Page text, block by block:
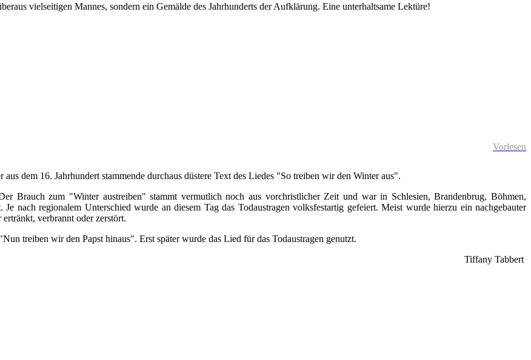
vielseitigen Mannes, sondern ein Gemälde des Jahrhunderts der Aufklärung. Eine unterhaltsame Lektüre!
Vorlesen
dem 16. Jahrhundert stammende durchaus düstere Text des Liedes "So treiben wir den Winter aus".
Brauch zum "Winter austreiben" stammt vermutlich noch aus vorchristlicher Zeit und war in Schlesien, Brandenbrug, Böhmen,
nach regionalem Unterschied wurde an diesem Tag das Todaustragen volksfestartig gefeiert. Meist wurde hierzu ein nachgebauter
verbrannt oder zerstört.
treiben wir den Papst hinaus". Erst später wurde das Lied für das Todaustragen genutzt.
Tiffany Tabbert